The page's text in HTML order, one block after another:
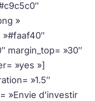
»
»#faaf40″
margin_top= »30″
»yes »]
»1.5″
»Envie d’investir